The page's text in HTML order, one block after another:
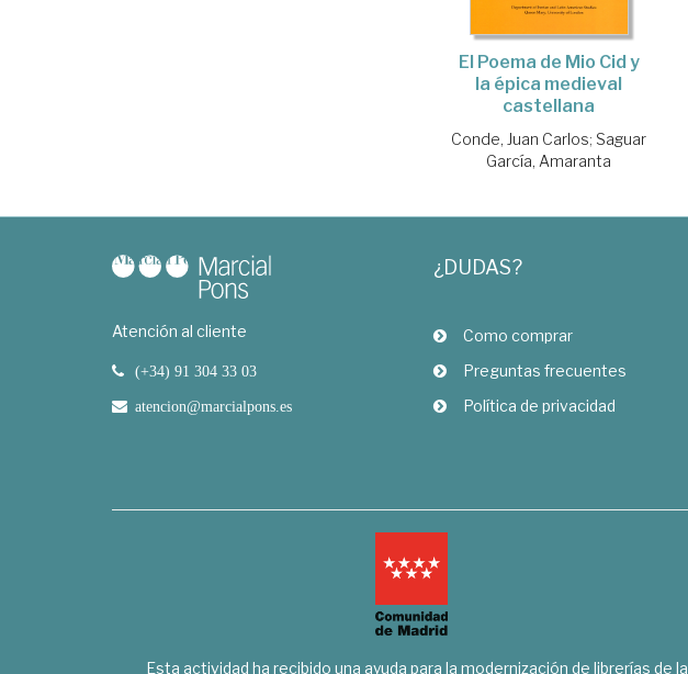
El Poema de Mio Cid y
la épica medieval
castellana
Conde, Juan Carlos; Saguar
García, Amaranta
Atención al cliente
(+34) 91 304 33 03
atencion@marcialpons.es
¿DUDAS?
Como comprar
Preguntas frecuentes
Política de privacidad
Esta actividad ha recibido una ayuda para la modernización de librerías de la